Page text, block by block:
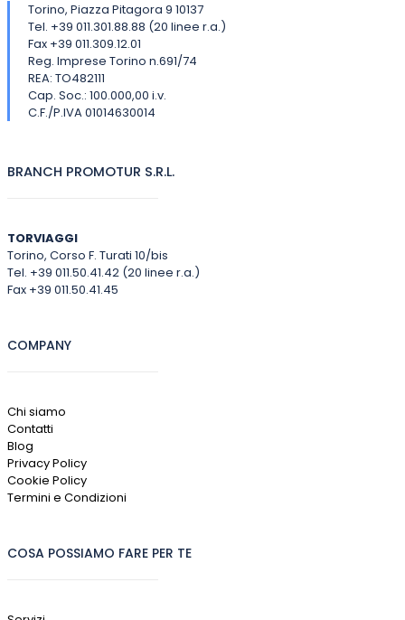
Torino, Piazza Pitagora 9 10137
Tel. +39 011.301.88.88 (20 linee r.a.)
Fax +39 011.309.12.01
Reg. Imprese Torino n.691/74
REA: TO482111
Cap. Soc.: 100.000,00 i.v.
C.F./P.IVA 01014630014
BRANCH PROMOTUR S.R.L.
TORVIAGGI
Torino, Corso F. Turati 10/bis
Tel. +39 011.50.41.42 (20 linee r.a.)
Fax +39 011.50.41.45
COMPANY
Chi siamo
Contatti
Blog
Privacy Policy
Cookie Policy
Termini e Condizioni
COSA POSSIAMO FARE PER TE